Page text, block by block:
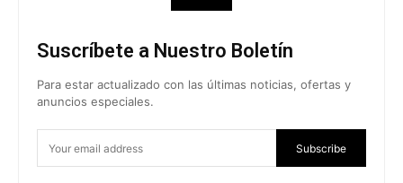
Suscríbete a Nuestro Boletín
Para estar actualizado con las últimas noticias, ofertas y
anuncios especiales.
Subscribe